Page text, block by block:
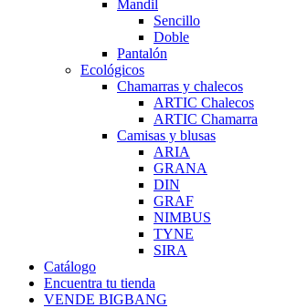
Mandil
Sencillo
Doble
Pantalón
Ecológicos
Chamarras y chalecos
ARTIC Chalecos
ARTIC Chamarra
Camisas y blusas
ARIA
GRANA
DIN
GRAF
NIMBUS
TYNE
SIRA
Catálogo
Encuentra tu tienda
VENDE BIGBANG